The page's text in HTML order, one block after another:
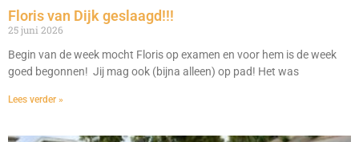
Floris van Dijk geslaagd!!!
25 juni 2026
Begin van de week mocht Floris op examen en voor hem is de week
goed begonnen! Jij mag ook (bijna alleen) op pad! Het was
Lees verder »